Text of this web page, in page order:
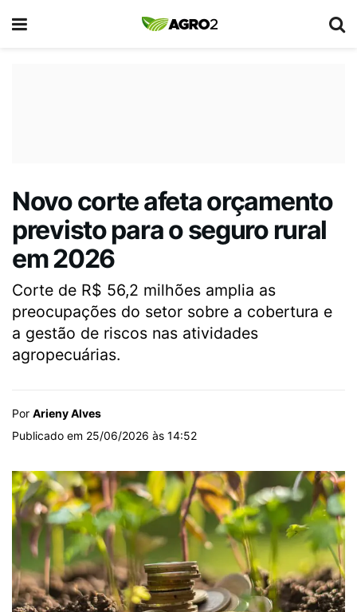
Novo corte afeta orçamento
previsto para o seguro rural
em 2026
Corte de R$ 56,2 milhões amplia as
preocupações do setor sobre a cobertura e
a gestão de riscos nas atividades
agropecuárias.
Por Arieny Alves
Publicado em 25/06/2026 às 14:52